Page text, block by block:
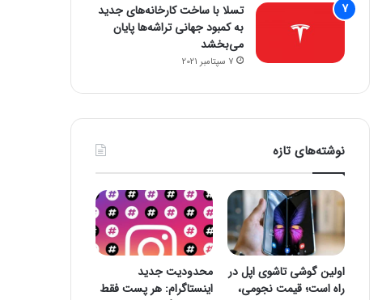
تسلا با ساخت کارخانه‌های جدید
به کمبود جهانی تراشه‌ها پایان
می‌بخشد
7 سپتامبر 2021
نوشته‌های تازه
اولین گوشی تاشوی اپل در
راه است؛ قیمت نجومی،
محدودیت جدید
اینستاگرام: هر پست فقط